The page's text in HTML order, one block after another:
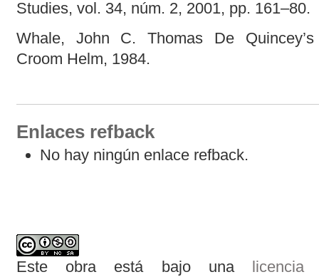
Studies, vol. 34, núm. 2, 2001, pp. 161–80.
Whale, John C. Thomas De Quincey’s
Croom Helm, 1984.
Enlaces refback
No hay ningún enlace refback.
Este obra está bajo una licencia